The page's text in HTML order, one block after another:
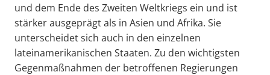
und dem Ende des Zweiten Weltkriegs ein und ist
stärker ausgeprägt als in Asien und Afrika. Sie
unterscheidet sich auch in den einzelnen
lateinamerikanischen Staaten. Zu den wichtigsten
Gegenmaßnahmen der betroffenen Regierungen